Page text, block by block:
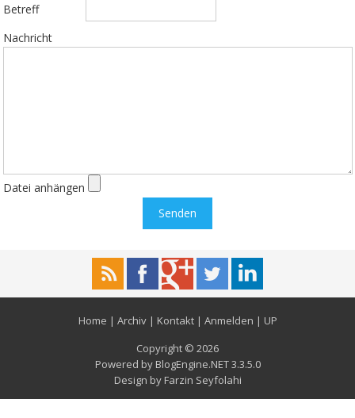
Betreff
Nachricht
Datei anhängen
Home | Archiv| Kontakt| Anmelden | UP
Copyright © 2026
Powered by BlogEngine.NET3.3.5.0
Design by Farzin Seyfolahi